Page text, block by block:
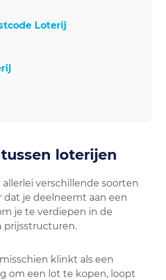
Loterij
loterijen
allerlei verschillende soorten
dat je deelneemt aan een
je te verdiepen in de
prijsstructuren.
klinkt als een
om een lot te kopen, loopt